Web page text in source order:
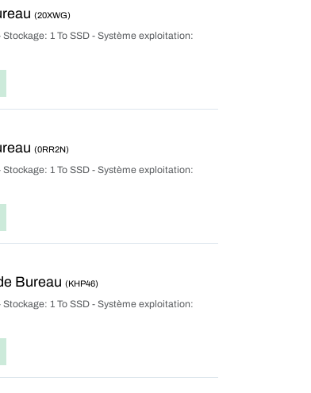
(20XWG)
1 To SSD - Système exploitation:
(0RR2N)
1 To SSD - Système exploitation:
Bureau (KHP46)
1 To SSD - Système exploitation: